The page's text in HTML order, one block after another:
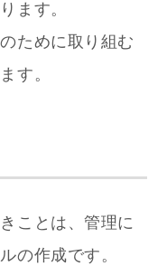
ます。
ために取り組む
す。
ことは、管理に
の作成です。